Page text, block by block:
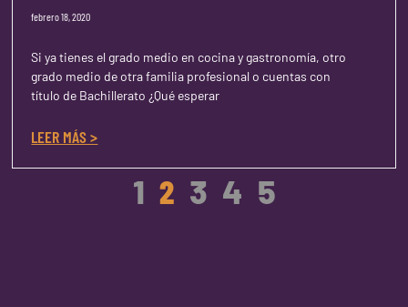
febrero 18, 2020
Si ya tienes el grado medio en cocina y gastronomía, otro
grado medio de otra familia profesional o cuentas con
título de Bachillerato ¿Qué esperar
LEER MÁS >
1 2 3 4 5